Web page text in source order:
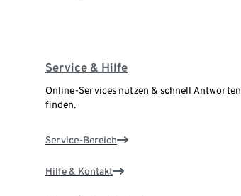
Service & Hilfe
Online-Services nutzen & schnell Antworten
finden.
Service-Bereich
Hilfe & Kontakt